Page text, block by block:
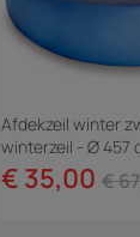
Afdekzeil winter
winterzeil - Ø 457
€ 35,00 €